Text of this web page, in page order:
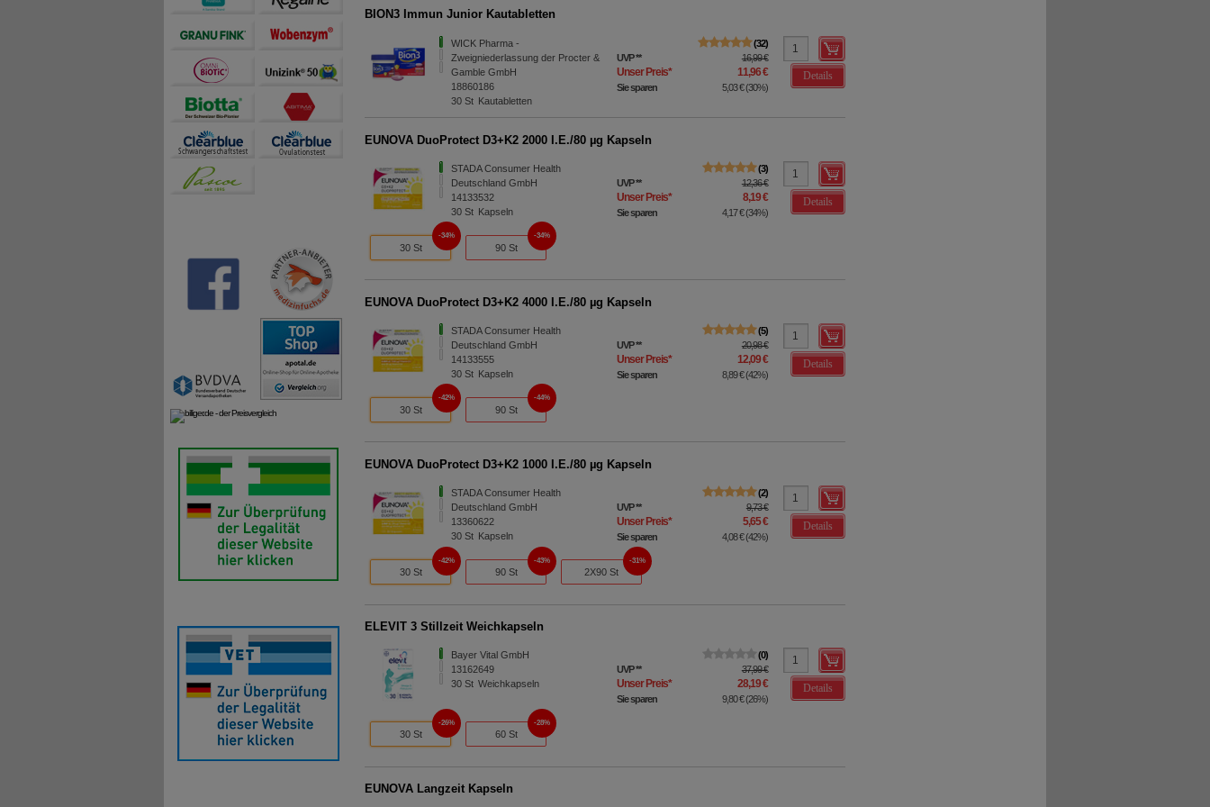
BION3 Immun Junior Kautabletten
WICK Pharma -
Zweigniederlassung der Procter &
Gamble GmbH
18860186
30St Kautabletten
32
UVP** 16,99 €
Unser Preis* 11,96 €
Sie sparen 5,03 €(30%)
Details
EUNOVA DuoProtect D3+K2 2000 I.E./80 µg Kapseln
STADA Consumer Health
Deutschland GmbH
14133532
30St Kapseln
3
UVP** 12,36 €
Unser Preis* 8,19 €
Sie sparen 4,17 €(34%)
Details
30 St
34%
90 St
34%
EUNOVA DuoProtect D3+K2 4000 I.E./80 µg Kapseln
STADA Consumer Health
Deutschland GmbH
14133555
30St Kapseln
5
UVP** 20,98 €
Unser Preis* 12,09 €
Sie sparen 8,89 €(42%)
Details
30 St
42%
90 St
44%
EUNOVA DuoProtect D3+K2 1000 I.E./80 µg Kapseln
STADA Consumer Health
Deutschland GmbH
13360622
30St Kapseln
2
UVP** 9,73 €
Unser Preis* 5,65 €
Sie sparen 4,08 €(42%)
Details
30 St
42%
90 St
43%
2X90 St
31%
ELEVIT 3 Stillzeit Weichkapseln
Bayer Vital GmbH
13162649
30St Weichkapseln
0
UVP** 37,99 €
Unser Preis* 28,19 €
Sie sparen 9,80 €(26%)
Details
30 St
26%
60 St
28%
EUNOVA Langzeit Kapseln